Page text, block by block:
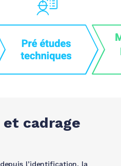
et cadrage
l’identification, la